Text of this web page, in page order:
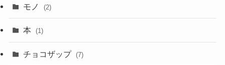
モノ (2)
本 (1)
チョコザップ (7)